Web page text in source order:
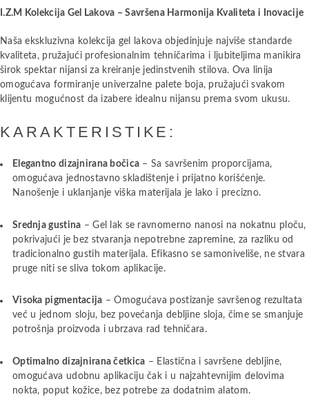
I.Z.M Kolekcija Gel Lakova – Savršena Harmonija Kvaliteta i Inovacije
Naša ekskluzivna kolekcija gel lakova objedinjuje najviše standarde
kvaliteta, pružajući profesionalnim tehničarima i ljubiteljima manikira
širok spektar nijansi za kreiranje jedinstvenih stilova. Ova linija
omogućava formiranje univerzalne palete boja, pružajući svakom
klijentu mogućnost da izabere idealnu nijansu prema svom ukusu.
KARAKTERISTIKE:
Elegantno dizajnirana bočica – Sa savršenim proporcijama,
omogućava jednostavno skladištenje i prijatno korišćenje.
Nanošenje i uklanjanje viška materijala je lako i precizno.
Srednja gustina – Gel lak se ravnomerno nanosi na nokatnu ploču,
pokrivajući je bez stvaranja nepotrebne zapremine, za razliku od
tradicionalno gustih materijala. Efikasno se samoniveliše, ne stvara
pruge niti se sliva tokom aplikacije.
Visoka pigmentacija – Omogućava postizanje savršenog rezultata
već u jednom sloju, bez povećanja debljine sloja, čime se smanjuje
potrošnja proizvoda i ubrzava rad tehničara.
Optimalno dizajnirana četkica – Elastična i savršene debljine,
omogućava udobnu aplikaciju čak i u najzahtevnijim delovima
nokta, poput kožice, bez potrebe za dodatnim alatom.